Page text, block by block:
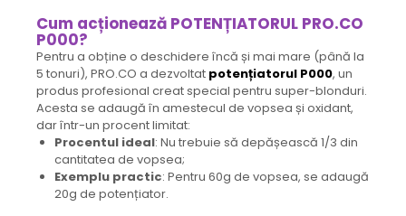
Cum acționează POTENȚIATORUL PRO.CO
P000?
Pentru a obține o deschidere încă și mai mare (până la
5 tonuri), PRO.CO a dezvoltat potențiatorul P000, un
produs profesional creat special pentru super-blonduri.
Acesta se adaugă în amestecul de vopsea și oxidant,
dar într-un procent limitat:
Procentul ideal: Nu trebuie să depășească 1/3 din
cantitatea de vopsea;
Exemplu practic: Pentru 60g de vopsea, se adaugă
20g de potențiator.